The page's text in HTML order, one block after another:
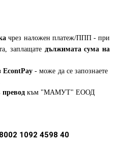
чрез наложен платеж/ППП - при
заплащате дължимата сума на
EcontPay- може да се запознаете
превод към "МАМУТ" ЕООД
1092 4598 40